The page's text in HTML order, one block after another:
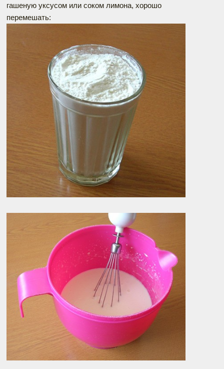
гашеную уксусом или соком лимона, хорошо
перемешать: